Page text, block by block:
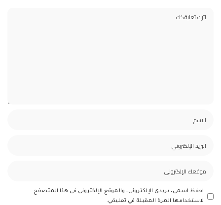
احفظ اسمي، بريدي الإلكتروني، والموقع الإلكتروني في هذا المتصفح
لاستخدامها المرة المقبلة في تعليقي.